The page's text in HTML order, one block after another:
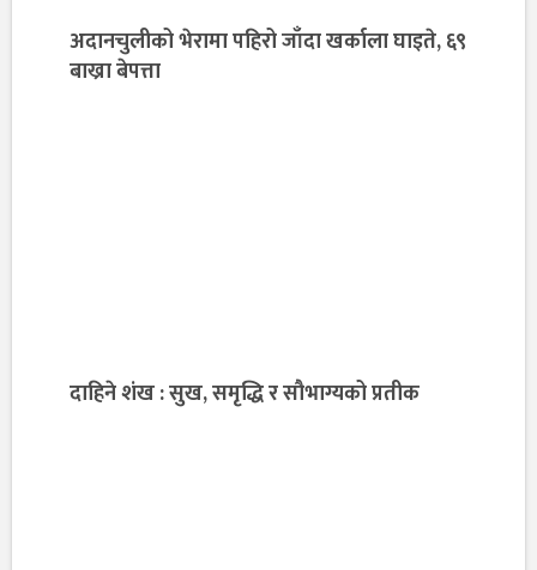
अदानचुलीको भेरामा पहिरो जाँदा खर्काला घाइते, ६९
बाख्रा बेपत्ता
दाहिने शंख : सुख, समृद्धि र सौभाग्यको प्रतीक